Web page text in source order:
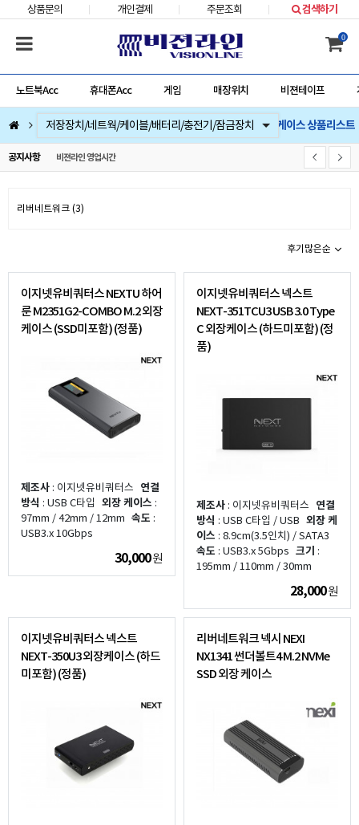
상품문의 개인결제 주문조회 검색하기
0
노트북Acc 휴대폰Acc 게임 매장위치 비젼테이프
컴퓨터부품
베스트 상품
컴퓨터주변기기
저장장치/네트웍/케이블/배터리/충전기/잠금장치
마우스/키보드/키패드/패드/번지/덕/손목받침대/타블렛
스피커/이어폰/헤드셋/거치대/마이크
게임
노트북Acc
게임슬라이더
휴대폰Acc 외장하드케이스 상품리스트
공지사항 비젼라인 영업시간
리버네트워크 (3)
후기많은순
이지넷유비쿼터스 NEXTU 하어
룬 M2351G2-COMBO M.2 외장
케이스 (SSD미포함) (정품)
제조사 : 이지넷유비쿼터스 연결
방식 : USB C타입 외장 케이스 :
97mm / 42mm / 12mm 속도 :
USB3.x 10Gbps
30,000원
이지넷유비쿼터스 넥스트
NEXT-351TCU3 USB 3.0 Type
C 외장케이스 (하드미포함) (정
품)
제조사 : 이지넷유비쿼터스 연결
방식 : USB C타입 / USB 외장 케
이스 : 8.9cm(3.5인치) / SATA3
속도 : USB3.x 5Gbps 크기 :
195mm / 110mm / 30mm
28,000원
이지넷유비쿼터스 넥스트
NEXT-350U3 외장케이스 (하드
미포함) (정품)
리버네트워크 넥시 NEXI
NX1341 썬더볼트4 M.2 NVMe
SSD 외장 케이스